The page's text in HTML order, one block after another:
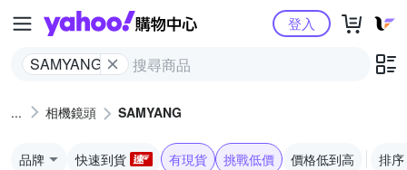
Yahoo購物中心
SAMYANG
登入
相機鏡頭 SAMYANG
品牌 快速到貨 有現貨 挑戰低價 價格低到高 排序